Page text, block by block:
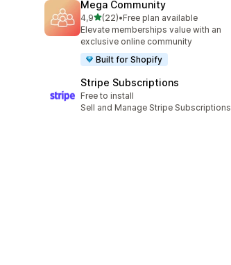
Mega Community
4,9av 5 stjerner
(22)
Totalt 22 omtaler
•Free plan available
Elevate memberships value with an
exclusive online community
Built for Shopify
Stripe Subscriptions
Free to install
Sell and Manage Stripe Subscriptions